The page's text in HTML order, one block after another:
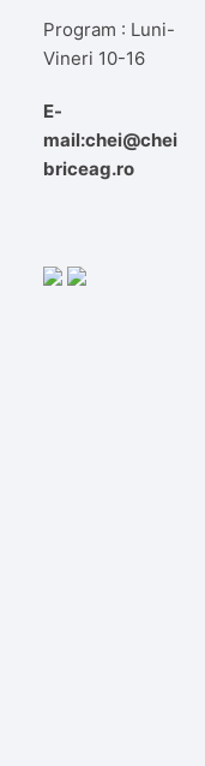
Program : Luni-
Vineri 10-16
E-
mail:chei@chei
briceag.ro